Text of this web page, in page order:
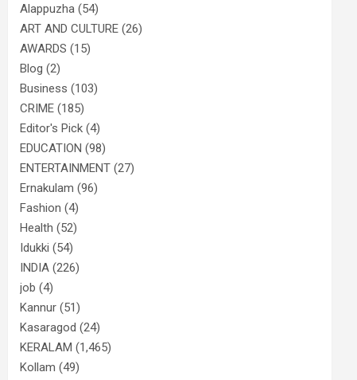
Alappuzha (54)
ART AND CULTURE (26)
AWARDS (15)
Blog (2)
Business (103)
CRIME (185)
Editor's Pick (4)
EDUCATION (98)
ENTERTAINMENT (27)
Ernakulam (96)
Fashion (4)
Health (52)
Idukki (54)
INDIA (226)
job (4)
Kannur (51)
Kasaragod (24)
KERALAM (1,465)
Kollam (49)